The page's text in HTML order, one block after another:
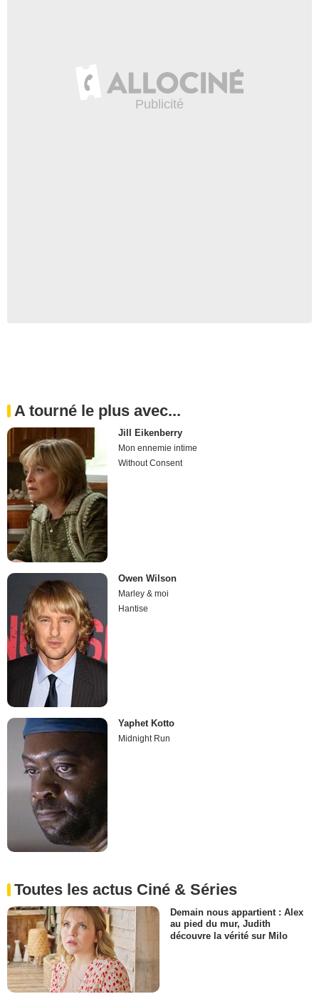
A tourné le plus avec...
Jill Eikenberry
Mon ennemie intime
Without Consent
Owen Wilson
Marley & moi
Hantise
Yaphet Kotto
Midnight Run
Toutes les actus Ciné & Séries
Demain nous appartient : Alex
au pied du mur, Judith
découvre la vérité sur Milo